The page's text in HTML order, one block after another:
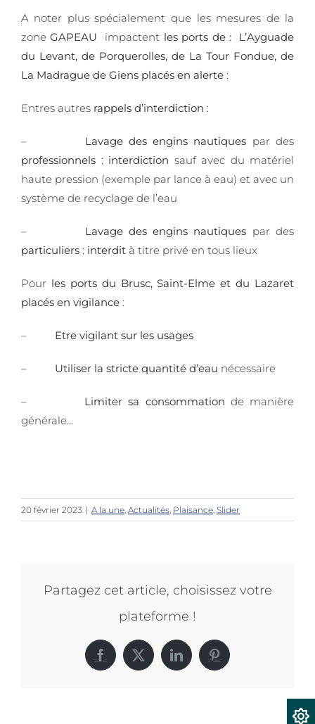
A noter plus spécialement que les mesures de la
zoneGAPEAU impactent les ports de : L’Ayguade
du Levant, de Porquerolles, de La Tour Fondue, de
La Madrague de Giens placés en alerte:
Entres autres rappels d’interdiction :
– Lavage des engins nautiques par des
professionnels : interdiction sauf avec du matériel
haute pression (exemple par lance à eau) et avec un
système de recyclage de l’eau
– Lavage des engins nautiques par des
particuliers : interdità titre privé en tous lieux
Pour les ports du Brusc, Saint-Elme et du Lazaret
placés en vigilance:
– Etre vigilant sur les usages
– Utiliser la stricte quantité d’eau nécessaire
– Limiter sa consommation de manière
générale…
20 février 2023 | A la une, Actualités, Plaisance, Slider
Partagez cet article, choisissez votre
plateforme !
Facebook
X LinkedInPinterest